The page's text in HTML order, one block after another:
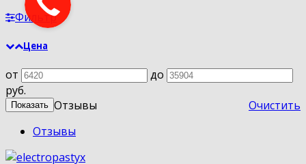
Фильтр
Цена
от
до
руб.
Очистить
Отзывы
Отзывы